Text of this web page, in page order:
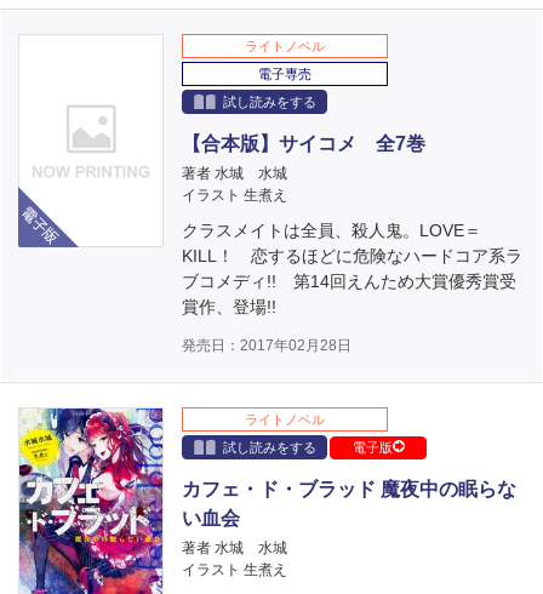
ライトノベル
電子専売
試し読みをする
【合本版】サイコメ 全7巻
著者 水城 水城
イラスト 生煮え
クラスメイトは全員、殺人鬼。LOVE＝
KILL！ 恋するほどに危険なハードコア系ラ
ブコメディ!! 第14回えんため大賞優秀賞受
賞作、登場!!
発売日：2017年02月28日
ライトノベル
試し読みをする
電子版
カフェ・ド・ブラッド 魔夜中の眠らな
い血会
著者 水城 水城
イラスト 生煮え